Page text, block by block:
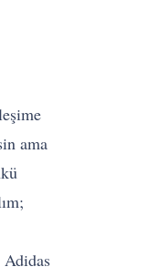
ama
Adidas